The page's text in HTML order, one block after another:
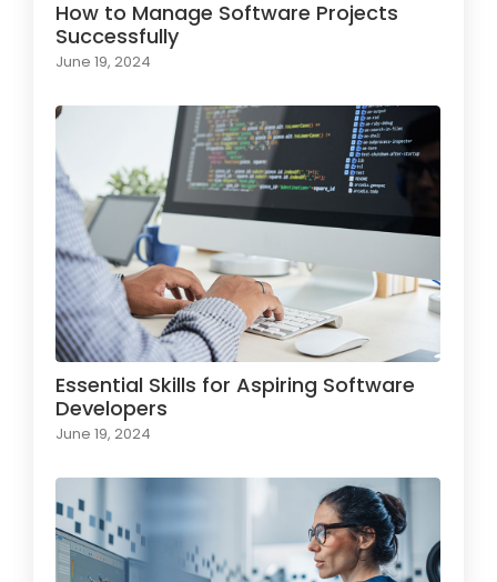
How to Manage Software Projects
Successfully
June 19, 2024
Essential Skills for Aspiring Software
Developers
June 19, 2024